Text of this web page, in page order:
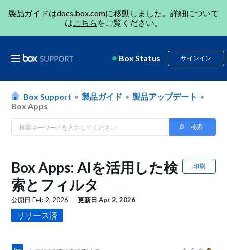
製品ガイドはdocs.box.comに移動しました。詳細について
はこちら をご覧ください。
Box Status サインイン
Box Support 製品ガイド
製品アップデート
Box Apps
印刷
Box Apps: AIを活用した検
索とフィルタ
公開日Feb 2, 2026 更新日Apr 2, 2026
リリース済